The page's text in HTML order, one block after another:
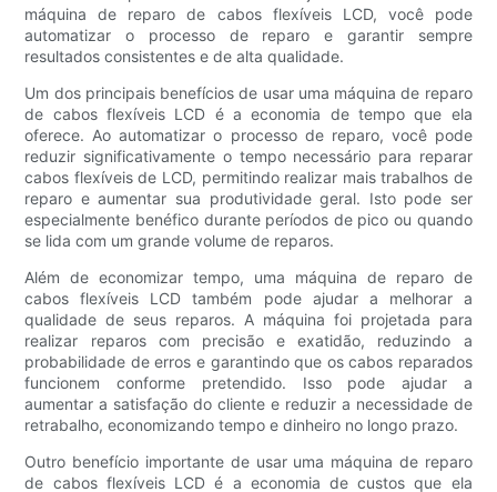
máquina de reparo de cabos flexíveis LCD, você pode
automatizar o processo de reparo e garantir sempre
resultados consistentes e de alta qualidade.
Um dos principais benefícios de usar uma máquina de reparo
de cabos flexíveis LCD é a economia de tempo que ela
oferece. Ao automatizar o processo de reparo, você pode
reduzir significativamente o tempo necessário para reparar
cabos flexíveis de LCD, permitindo realizar mais trabalhos de
reparo e aumentar sua produtividade geral. Isto pode ser
especialmente benéfico durante períodos de pico ou quando
se lida com um grande volume de reparos.
Além de economizar tempo, uma máquina de reparo de
cabos flexíveis LCD também pode ajudar a melhorar a
qualidade de seus reparos. A máquina foi projetada para
realizar reparos com precisão e exatidão, reduzindo a
probabilidade de erros e garantindo que os cabos reparados
funcionem conforme pretendido. Isso pode ajudar a
aumentar a satisfação do cliente e reduzir a necessidade de
retrabalho, economizando tempo e dinheiro no longo prazo.
Outro benefício importante de usar uma máquina de reparo
de cabos flexíveis LCD é a economia de custos que ela